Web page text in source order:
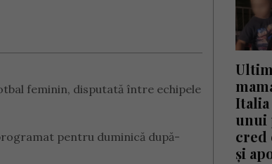
feminin, disputată între echipele
pentru duminică după-
Italia
unui
cred
și